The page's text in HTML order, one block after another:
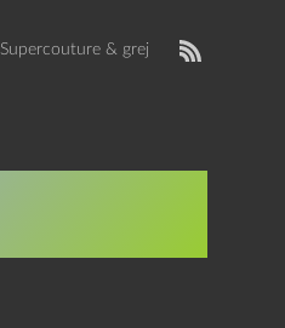
Supercouture & grej